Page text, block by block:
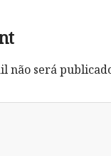
não será